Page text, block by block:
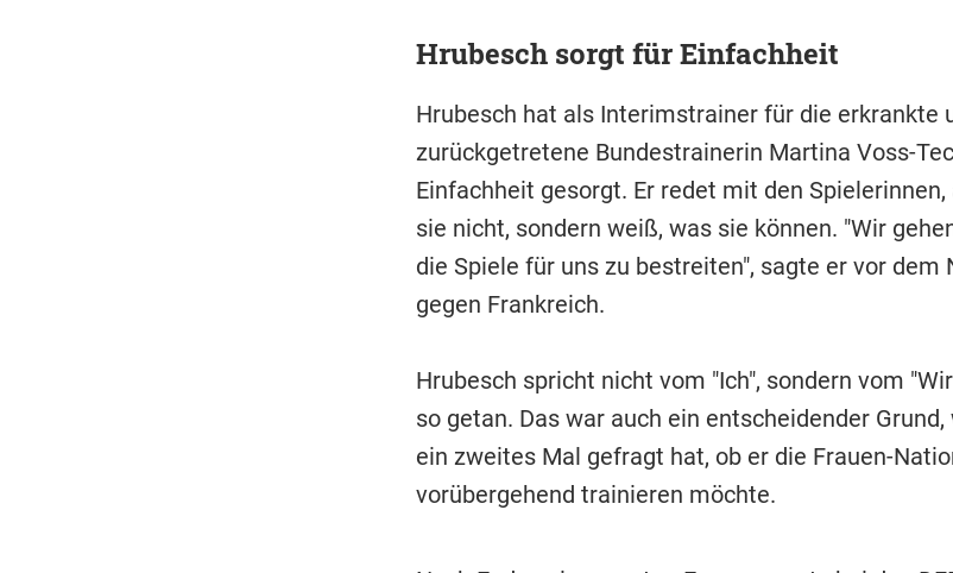
Hrubesch sorgt für Einfachheit
Hrubesch hat als Interimstrainer für die erkrankte
zurückgetretene Bundestrainerin Martina Voss-
Einfachheit gesorgt. Er redet mit den
sie nicht, sondern weiß, was sie können. "Wir
die Spiele für uns zu bestreiten", sagte er vor dem
gegen Frankreich.
Hrubesch spricht nicht vom "Ich", sondern vom
so getan. Das war auch ein entscheidender
ein zweites Mal gefragt hat, ob er die Frauen-
vorübergehend trainieren möchte.